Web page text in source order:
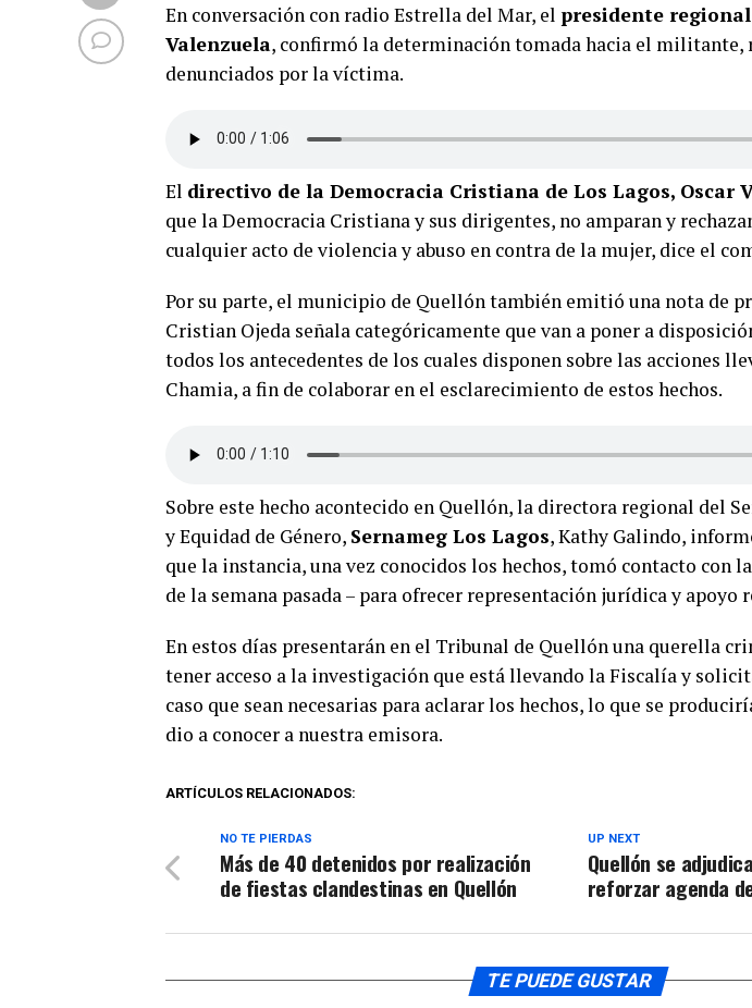
En conversación con radio Estrella del Mar, el presidente regional
Valenzuela, confirmó la determinación tomada hacia el militante,
denunciados por la víctima.
El directivo de la Democracia Cristiana de Los Lagos, Oscar
que la Democracia Cristiana y sus dirigentes, no amparan y
cualquier acto de violencia y abuso en contra de la mujer, dice el
Por su parte, el municipio de Quellón también emitió una nota de
Cristian Ojeda señala categóricamente que van a poner a
todos los antecedentes de los cuales disponen sobre las acciones
Chamia, a fin de colaborar en el esclarecimiento de estos hechos.
Sobre este hecho acontecido en Quellón, la directora regional del
y Equidad de Género, Sernameg Los Lagos, Kathy Galindo,
que la instancia, una vez conocidos los hechos, tomó contacto con
de la semana pasada – para ofrecer representación jurídica y apoyo
En estos días presentarán en el Tribunal de Quellón una querella
tener acceso a la investigación que está llevando la Fiscalía y
caso que sean necesarias para aclarar los hechos, lo que se
dio a conocer a nuestra emisora.
ARTÍCULOS RELACIONADOS:
UP NEXT
Quellón se
reforzar agenda
NO TE PIERDAS
Más de 40 detenidos por realización
de fiestas clandestinas en Quellón
TE PUEDE GUSTAR